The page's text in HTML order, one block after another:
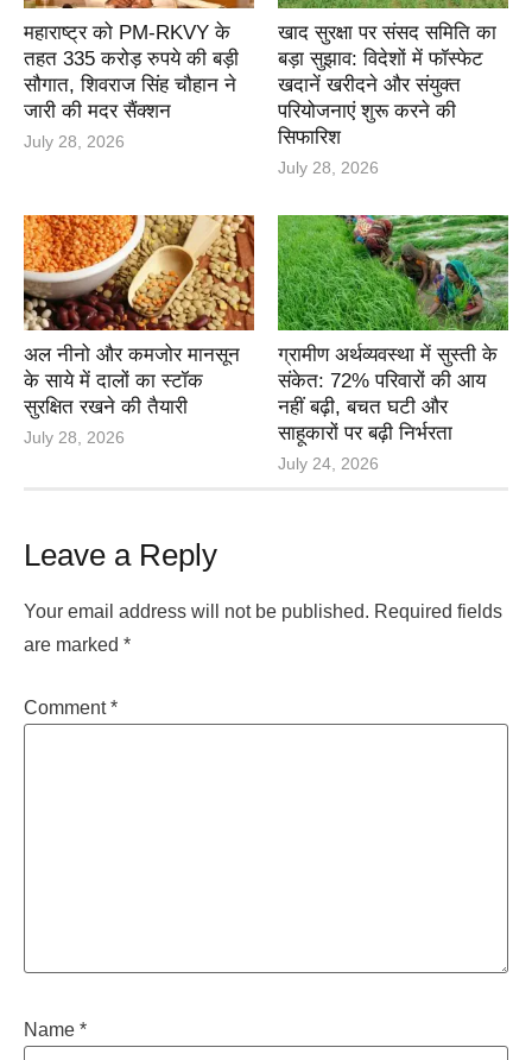
महाराष्ट्र को PM-RKVY के
तहत 335 करोड़ रुपये की बड़ी
सौगात, शिवराज सिंह चौहान ने
जारी की मदर सैंक्शन
July 28, 2026
खाद सुरक्षा पर संसद समिति का
बड़ा सुझाव: विदेशों में फॉस्फेट
खदानें खरीदने और संयुक्त
परियोजनाएं शुरू करने की
सिफारिश
July 28, 2026
अल नीनो और कमजोर मानसून
के साये में दालों का स्टॉक
सुरक्षित रखने की तैयारी
July 28, 2026
ग्रामीण अर्थव्यवस्था में सुस्ती के
संकेत: 72% परिवारों की आय
नहीं बढ़ी, बचत घटी और
साहूकारों पर बढ़ी निर्भरता
July 24, 2026
Leave a Reply
Your email address will not be published. Required fields
are marked *
Comment*
Name *